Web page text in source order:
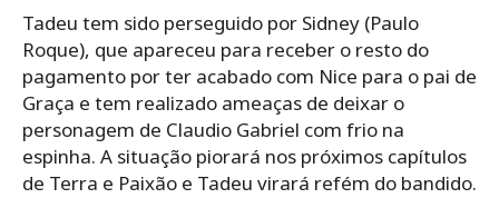
Tadeu tem sido perseguido por Sidney (Paulo
Roque), que apareceu para receber o resto do
pagamento por ter acabado com Nice para o pai de
Graça e tem realizado ameaças de deixar o
personagem de Claudio Gabriel com frio na
espinha. A situação piorará nos próximos capítulos
de Terra e Paixão e Tadeu virará refém do bandido.